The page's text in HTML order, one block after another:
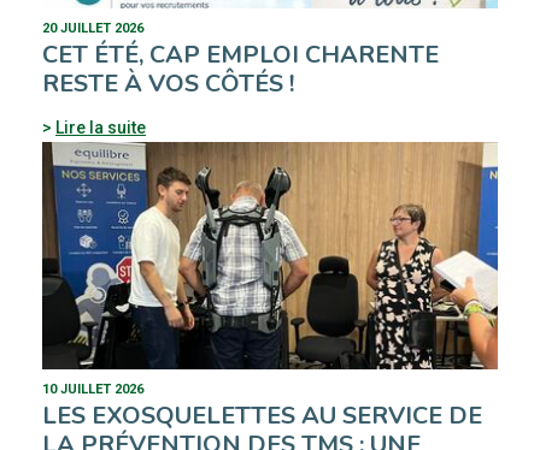
20 JUILLET 2026
CET ÉTÉ, CAP EMPLOI CHARENTE
RESTE À VOS CÔTÉS !
Lire la suite
10 JUILLET 2026
LES EXOSQUELETTES AU SERVICE DE